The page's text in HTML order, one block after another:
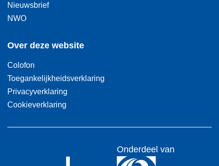
Nieuwsbrief
NWO
Over deze website
Colofon
Toegankelijkheidsverklaring
Privacyverklaring
Cookieverklaring
Onderdeel van